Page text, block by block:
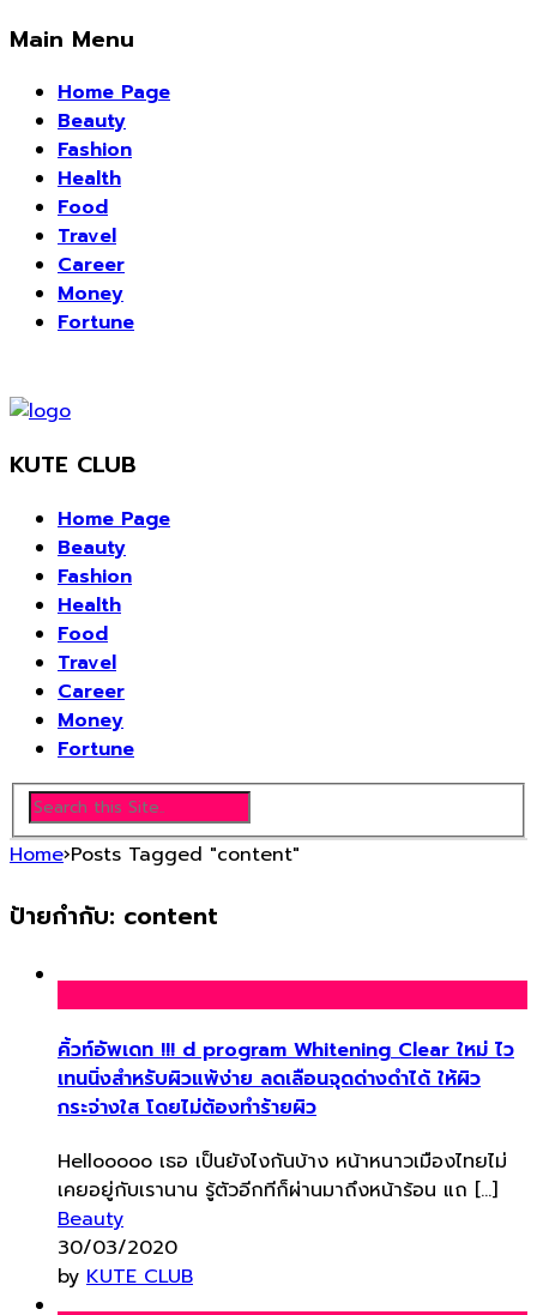
Main Menu
Home Page
Beauty
Fashion
Health
Food
Travel
Career
Money
Fortune
KUTE CLUB
Home Page
Beauty
Fashion
Health
Food
Travel
Career
Money
Fortune
Home›Posts Tagged "content"
ป้ายกำกับ: content
คิ้วท์อัพเดท !!! d program Whitening Clear ใหม่ ไว
เทนนิ่งสำหรับผิวแพ้ง่าย ลดเลือนจุดด่างดำได้ ให้ผิว
กระจ่างใส โดยไม่ต้องทำร้ายผิว
Hellooooo เธอ เป็นยังไงกันบ้าง หน้าหนาวเมืองไทยไม่
เคยอยู่กับเรานาน รู้ตัวอีกทีก็ผ่านมาถึงหน้าร้อน แถ […]
Beauty
30/03/2020
by KUTE CLUB